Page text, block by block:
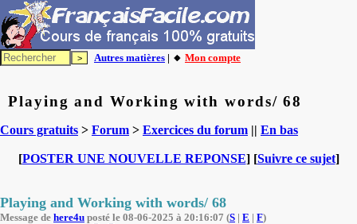
Autres matières | 🔸 Mon compte
Playing and Working with words/ 68
Cours gratuits > Forum > Exercices du forum || En bas
[POSTER UNE NOUVELLE REPONSE] [Suivre ce sujet]
Playing and Working with words/ 68
Message de here4u posté le 08-06-2025 à 20:16:07 (S | E | F)